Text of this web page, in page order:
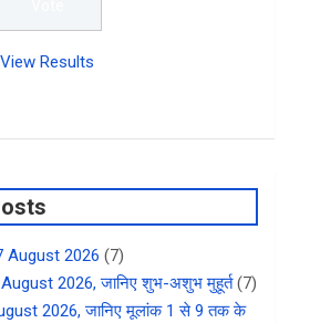
View Results
August 2026 (7)
2026, जानिए शुभ-अशुभ मुहूर्त (7)
2026, जानिए मूलांक 1 से 9 तक के